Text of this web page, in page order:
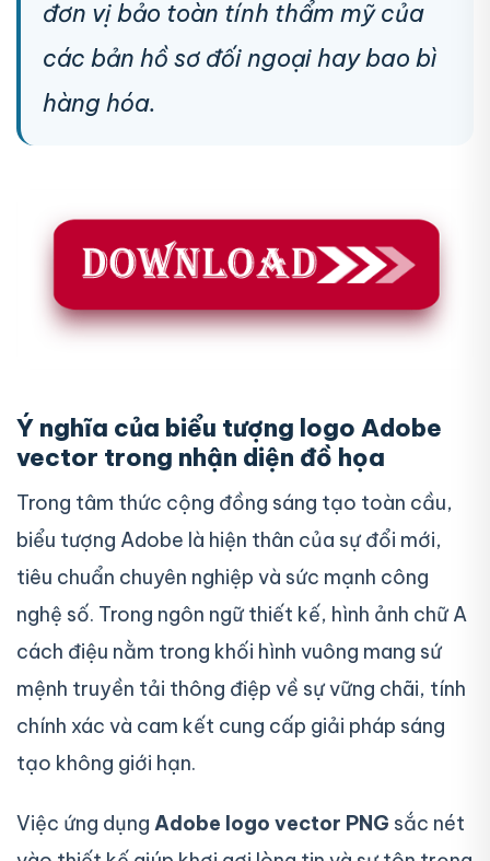
đơn vị bảo toàn tính thẩm mỹ của
các bản hồ sơ đối ngoại hay bao bì
hàng hóa.
Ý nghĩa của biểu tượng logo Adobe
vector trong nhận diện đồ họa
Trong tâm thức cộng đồng sáng tạo toàn cầu,
biểu tượng Adobe là hiện thân của sự đổi mới,
tiêu chuẩn chuyên nghiệp và sức mạnh công
nghệ số. Trong ngôn ngữ thiết kế, hình ảnh chữ A
cách điệu nằm trong khối hình vuông mang sứ
mệnh truyền tải thông điệp về sự vững chãi, tính
chính xác và cam kết cung cấp giải pháp sáng
tạo không giới hạn.
Việc ứng dụng Adobe logo vector PNG sắc nét